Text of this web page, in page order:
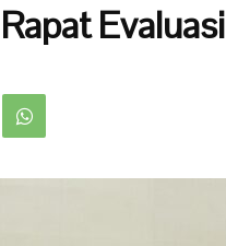
Evaluasi